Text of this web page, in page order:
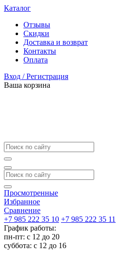
Каталог
Отзывы
Скидки
Доставка и возврат
Контакты
Оплата
Вход / Регистрация
Ваша корзина
Просмотренные
Избранное
Сравнение
+7 985 222 35 10 +7 985 222 35 11
График работы:
пн-пт: с 12 до 20
суббота: c 12 до 16